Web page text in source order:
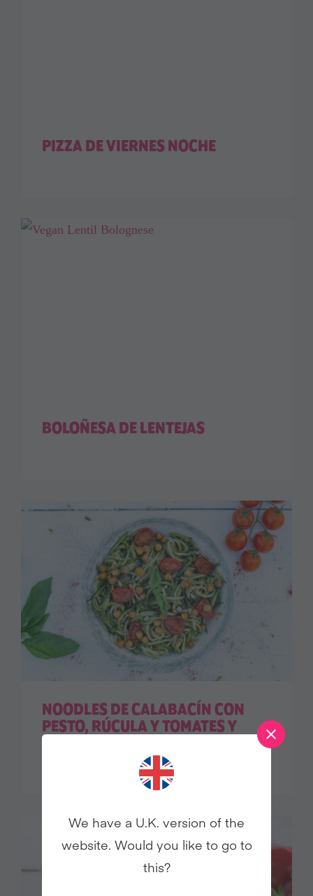
PIZZA DE VIERNES NOCHE
BOLOÑESA DE LENTEJAS
NOODLES DE CALABACÍN CON
PESTO, RÚCULA Y TOMATES Y
We have a U.K. version of the
website. Would you like to go to
this?